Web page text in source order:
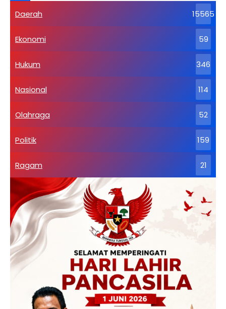
Daerah 15565
Ekonomi 59
Hukum 346
Nasional 114
Olahraga 52
Politik 159
Ragam 21